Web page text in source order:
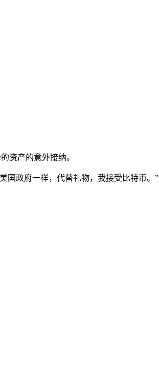
资产的意外接纳。
国政府一样，代替礼物，我接受比特币。”